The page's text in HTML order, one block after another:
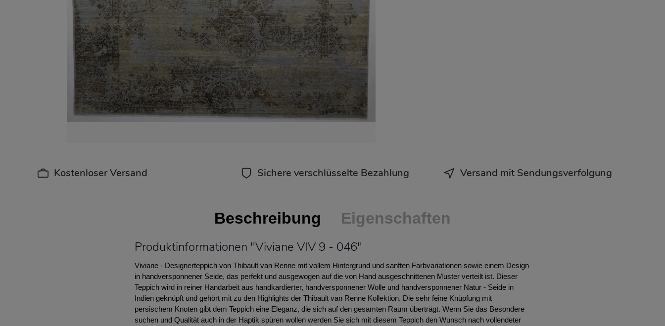
Kostenloser Versand Sichere verschlüsselte Bezahlung Versand mit Sendungsverfolgung
Beschreibung Eigenschaften
Produktinformationen "Viviane VIV 9 - 046"
Viviane - Designerteppich von Thibault van Renne mit vollem Hintergrund und sanften Farbvariationen sowie einem Design
in handversponnener Seide, das perfekt und ausgewogen auf die von Hand ausgeschnittenen Muster verteilt ist. Dieser
Teppich wird in reiner Handarbeit aus handkardierter, handversponnener Wolle und handversponnener Natur - Seide in
Indien geknüpft und gehört mit zu den Highlights der Thibault van Renne Kollektion. Die sehr feine Knüpfung mit
persischem Knoten gibt dem Teppich eine Eleganz, die sich auf den gesamten Raum überträgt. Wenn Sie das Besondere
suchen und Qualität auch in der Haptik spüren wollen werden Sie sich mit diesem Teppich den Wunsch nach vollendeter